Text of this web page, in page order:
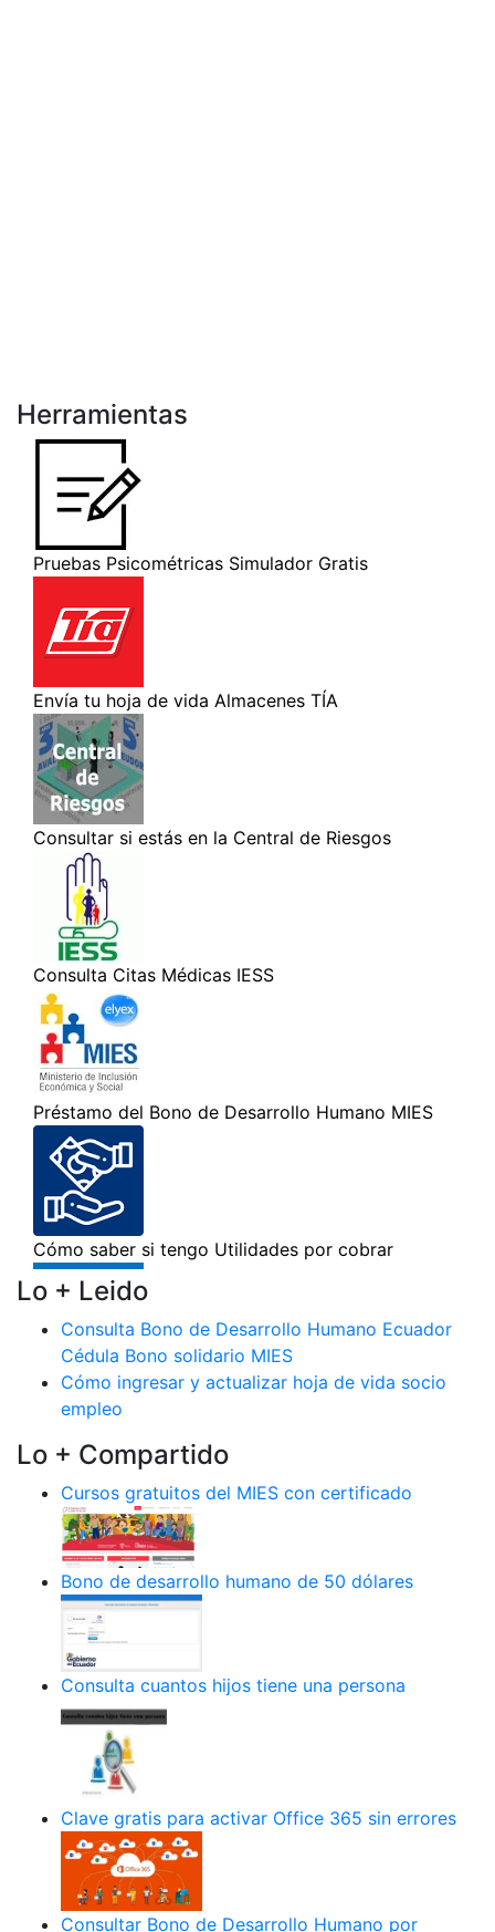
Herramientas
Lo + Leido
Consulta Bono de Desarrollo Humano Ecuador
Cédula Bono solidario MIES
Cómo ingresar y actualizar hoja de vida socio
empleo
Lo + Compartido
Cursos gratuitos del MIES con certificado
Bono de desarrollo humano de 50 dólares
Consulta cuantos hijos tiene una persona
Clave gratis para activar Office 365 sin errores
Consultar Bono de Desarrollo Humano por